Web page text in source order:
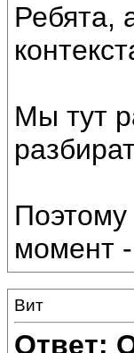
Ребята,
Мы тут
момент
Вит
Ответ: